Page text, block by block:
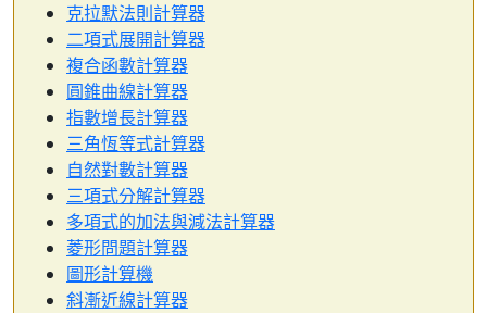
克拉默法則計算器
二項式展開計算器
複合函數計算器
圓錐曲線計算器
指數增長計算器
三角恆等式計算器
自然對數計算器
三項式分解計算器
多項式的加法與減法計算器
菱形問題計算器
圖形計算機
斜漸近線計算器